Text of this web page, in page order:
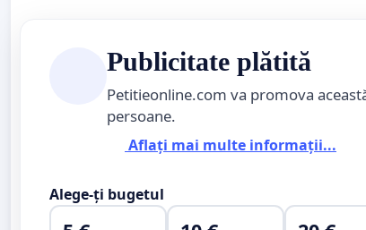
Publicitate plătită
Petitieonline.com va promova
persoane.
Aflați mai multe informații...
Alege-ți bugetul